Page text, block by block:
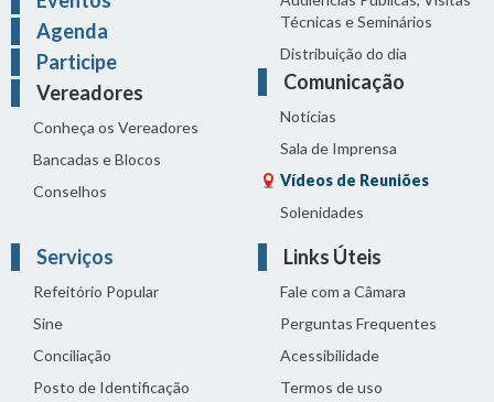
Agenda
Participe
Vereadores
Conheça os Vereadores
Bancadas e Blocos
Conselhos
Técnicas e Seminários
Distribuição do dia
Comunicação
Notícias
Sala de Imprensa
Vídeos de Reuniões
Solenidades
Serviços
Refeitório Popular
Sine
Conciliação
Posto de Identificação
Links Úteis
Fale com a Câmara
Perguntas Frequentes
Acessibilidade
Termos de uso